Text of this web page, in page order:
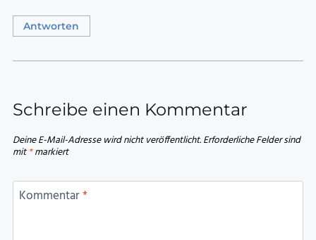
Antworten
Schreibe einen Kommentar
Deine E-Mail-Adresse wird nicht veröffentlicht.Erforderliche Felder sind
mit*markiert
Kommentar*